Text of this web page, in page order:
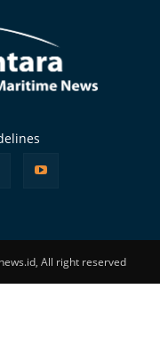
All right reserved